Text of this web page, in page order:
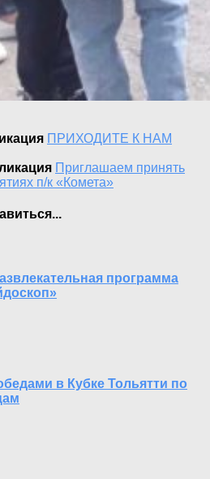
ПРИХОДИТЕ К НАМ
Приглашаем принять
п/к «Комета»
программа
в Кубке Тольятти по